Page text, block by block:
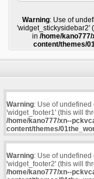
Warning: Use of
'widget_stickysidebar2'
in /home/
content/themes/
Warning: Use of undefined
'widget_footer1' (this will
/home/kano777/xn--
content/themes/
Warning: Use of undefined
'widget_footer2' (this will
/home/kano777/xn--